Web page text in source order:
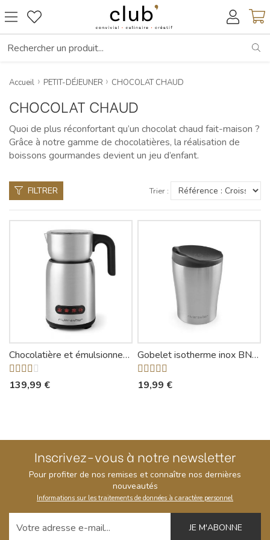
Accueil PETIT-DÉJEUNER CHOCOLAT CHAUD
CHOCOLAT CHAUD
Quoi de plus réconfortant qu’un chocolat chaud fait-maison ?
Grâce à notre gamme de chocolatières, la réalisation de
boissons gourmandes devient un jeu d’enfant.
FILTRER Trier :
Chocolatière et émulsionneur BCL540 - Riviera-et-Bar
139,99 €
Gobelet isotherme inox BNG300 - Riviera-et-Bar
19,99 €
Inscrivez-vous à notre newsletter
Pour profiter de nos remises et connaître nos dernières
nouveautés
Informations sur les traitements de données à caractère personnel